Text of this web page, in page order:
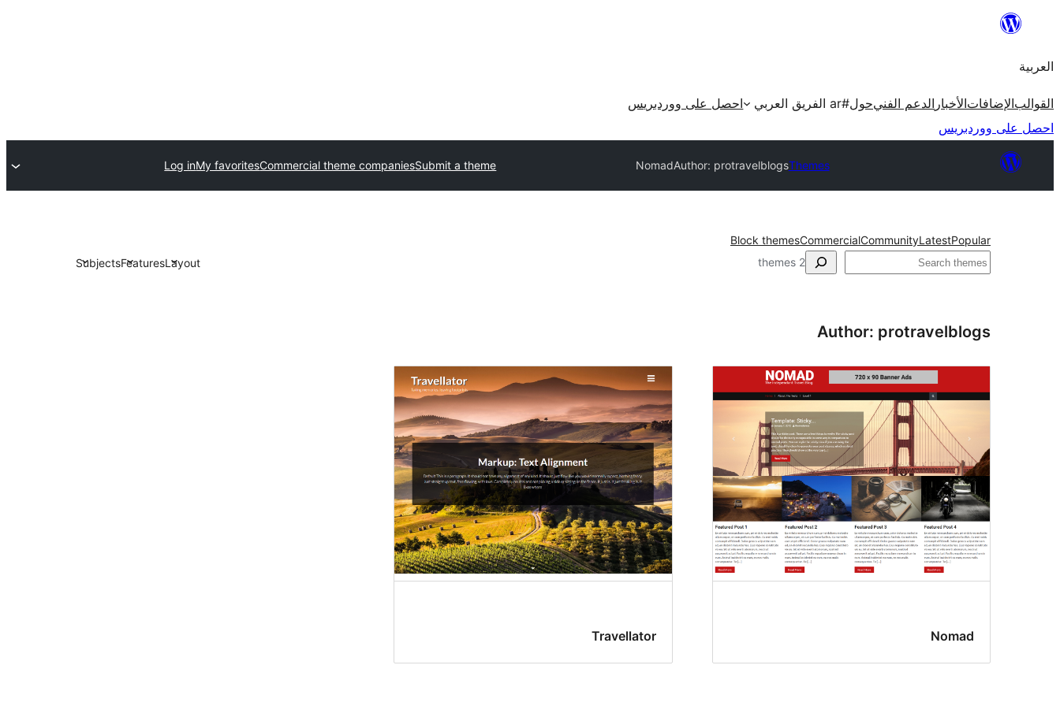
المحتوى
العربية
القوالبالإضافاتالأخبار الدعم الفنيحول#ar الفريق العربي
احصل على ووردبريس
احصل على ووردبريس
Themes
Author: protravelblogs
Nomad
Submit a theme
Commercial theme companies
My favorites
Log in
Popular
Latest
Community
Commercial
Block themes
البحث 2 themes
Layout
Features
Subjects
Author: protravelblogs
Nomad
Travellator